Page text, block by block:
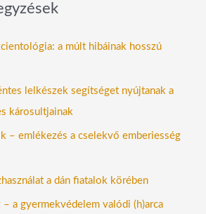
a múlt hibáinak hosszú
lelkészek segítséget nyújtanak a
károsultjainak
– emlékezés a cselekvő emberiesség
a dán fiatalok körében
a gyermekvédelem valódi (h)arca